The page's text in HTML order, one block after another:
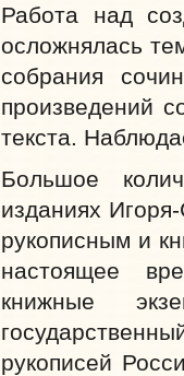
Работа над
осложнялась
собрания
произведений
текста.
Большое
изданиях
рукописным и
настоящее
книжные
рукописей